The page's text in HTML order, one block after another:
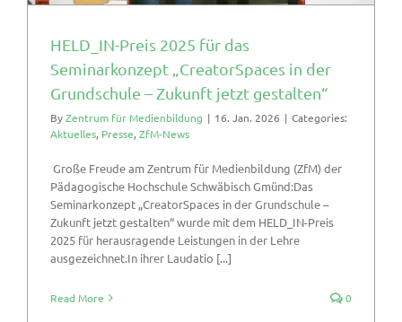
HELD_IN-Preis 2025 für das
Seminarkonzept „CreatorSpaces in der
Grundschule – Zukunft jetzt gestalten“
ByZentrum für Medienbildung | 16. Jan. 2026 | Categories:
Aktuelles, Presse, ZfM-News
Große Freude am Zentrum für Medienbildung (ZfM) der
Pädagogische Hochschule Schwäbisch Gmünd:Das
Seminarkonzept „CreatorSpaces in der Grundschule –
Zukunft jetzt gestalten“ wurde mit dem HELD_IN-Preis
2025 für herausragende Leistungen in der Lehre
ausgezeichnet.In ihrer Laudatio [...]
Read More 0